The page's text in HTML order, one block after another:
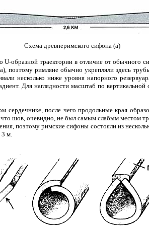
Схема древнеримского сифона (а)
U-образной траектории в отличие от
поэтому римляне обычно укрепляли здесь
несколько ниже уровня напорного
Для наглядности масштаб по
сердечнике, после чего продольные края
шов, очевидно, не был самым слабым местом
поэтому римские сифоны состояли из
3 м.